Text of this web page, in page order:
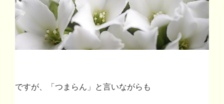
ですが、「つまらん」と言いながらも